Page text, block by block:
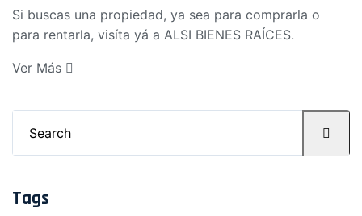
Si buscas una propiedad, ya sea para comprarla o
para rentarla, visíta yá a ALSI BIENES RAÍCES.
Ver Más
for:
Tags